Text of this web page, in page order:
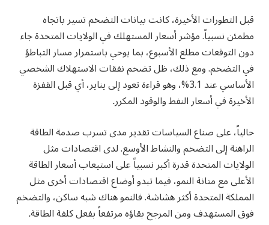
قبل التطورات الأخيرة، كانت بيانات التضخم تسير باتجاه
مطمئن نسبياً. مؤشر أسعار المستهلك في الولايات المتحدة جاء
دون التوقعات مطلع الأسبوع، بما يوحي باستمرار مسار التباطؤ
في التضخم. ومع ذلك، ظل تضخم نفقات الاستهلاك الشخصي
الأساسي عند 3.1%، وهو قراءة تعود إلى يناير، أي قبل القفزة
الأخيرة في أسعار النفط والوقود المكرر.
حالياً، على صناع السياسات تقدير مدى تسرب صدمة الطاقة
الراهنة إلى التضخم والنشاط الأوسع. لدى اقتصادات مثل
الولايات المتحدة قدرة أكبر نسبياً على استيعاب أسعار الطاقة
الأعلى مع متانة النمو، فيما تبدو أوضاع اقتصادات أخرى مثل
المملكة المتحدة أكثر هشاشة. فالنمو هناك شبه ساكن، والتضخم
فوق المستهدف ومن المرجح بقاؤه مرتفعاً بفعل كلفة الطاقة.